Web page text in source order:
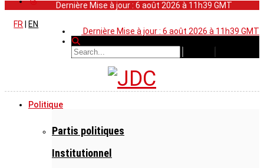
Dernière Mise à jour : 6 août 2026 à 11h39 GMT
Dernière Mise à jour : 6 août 2026 à 11h39 GMT
FR
EN
Politique
Partis politiques
Institutionnel